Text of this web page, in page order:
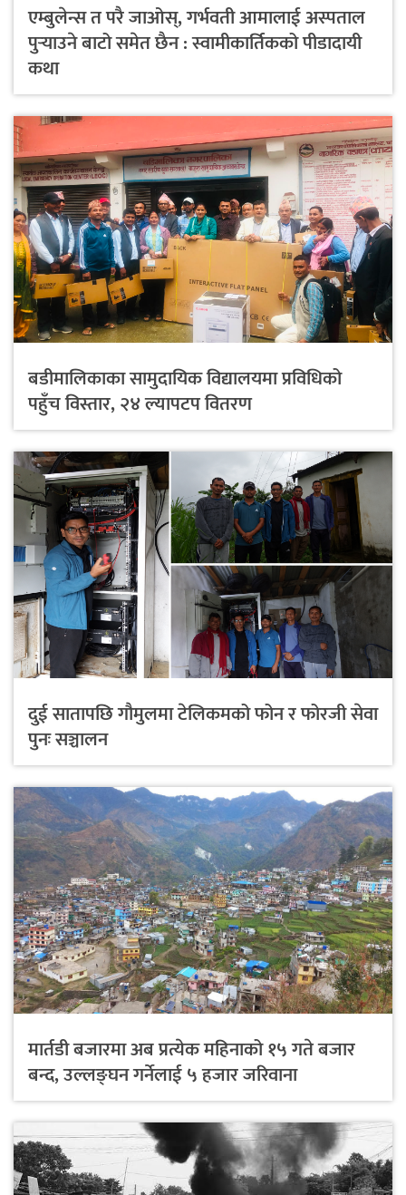
एम्बुलेन्स त परै जाओस्, गर्भवती आमालाई अस्पताल
पुर्‍याउने बाटो समेत छैन : स्वामीकार्तिकको पीडादायी
कथा
बडीमालिकाका सामुदायिक विद्यालयमा प्रविधिको
पहुँच विस्तार, २४ ल्यापटप वितरण
दुई सातापछि गौमुलमा टेलिकमको फोन र फोरजी सेवा
पुनः सञ्चालन
मार्तडी बजारमा अब प्रत्येक महिनाको १५ गते बजार
बन्द, उल्लङ्घन गर्नेलाई ५ हजार जरिवाना